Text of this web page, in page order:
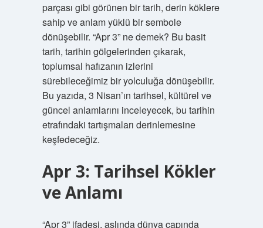
parçası gibi görünen bir tarih, derin köklere
sahip ve anlam yüklü bir sembole
dönüşebilir. “Apr 3” ne demek? Bu basit
tarih, tarihin gölgelerinden çıkarak,
toplumsal hafızanın izlerini
sürebileceğimiz bir yolculuğa dönüşebilir.
Bu yazıda, 3 Nisan’ın tarihsel, kültürel ve
güncel anlamlarını inceleyecek, bu tarihin
etrafındaki tartışmaları derinlemesine
keşfedeceğiz.
Apr 3: Tarihsel Kökler
ve Anlamı
“Apr 3” ifadesi, aslında dünya çapında